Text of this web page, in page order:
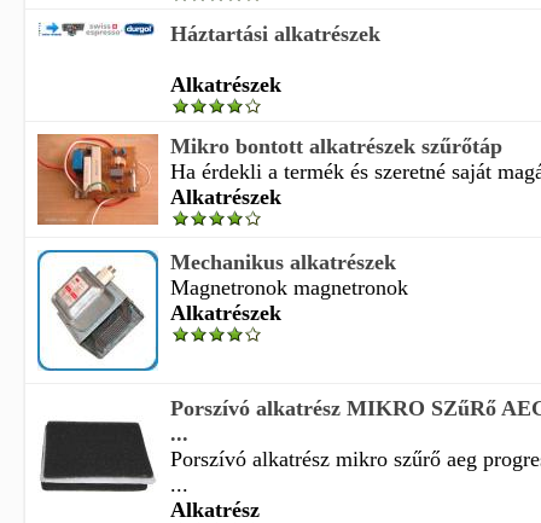
Háztartási alkatrészek
Alkatrészek
Mikro bontott alkatrészek szűrőtáp
Ha érdekli a termék és szeretné saját
Alkatrészek
Mechanikus alkatrészek
Magnetronok magnetronok
Alkatrészek
Porszívó alkatrész MIKRO SZűRő
...
Porszívó alkatrész mikro szűrő aeg
...
Alkatrész